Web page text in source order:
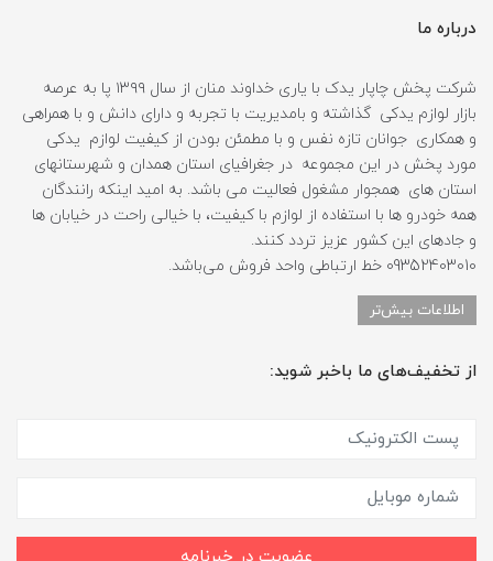
درباره ما
شرکت پخش چاپار یدک با یاری خداوند منان از سال ۱۳۹۹ پا به عرصه
بازار لوازم یدکی گذاشته و بامدیریت با تجربه و دارای دانش و با همراهی
و همکاری جوانان تازه نفس و با مطمئن بودن از کیفیت لوازم یدکی
مورد پخش در این مجموعه در جغرافیای استان همدان و شهرستانهای
استان های همجوار مشغول فعالیت می باشد. به امید اینکه رانندگان
همه خودرو ها با استفاده از لوازم با کیفیت، با خیالی راحت در خیابان ها
و جادهای این کشور عزیز تردد کنند.
09352403010 خط ارتباطی واحد فروش می‌باشد.
اطلاعات بیش‌تر
از تخفیف‌های ما باخبر شوید: